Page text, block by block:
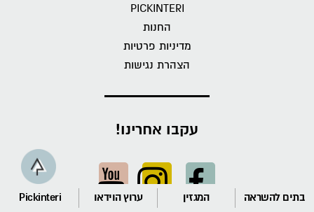
בתים להשראה המגזין ערוץ הוידאו Pickinteri
PICKINTERI
החנות
מדיניות פרטיות
הצהרת נגישות
עקבו אחרינו!